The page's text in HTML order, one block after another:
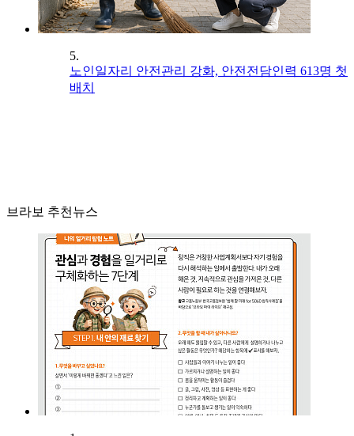
5.
노인일자리 안전관리 강화, 안전전담인력 613명 첫
배치
브라보 추천뉴스